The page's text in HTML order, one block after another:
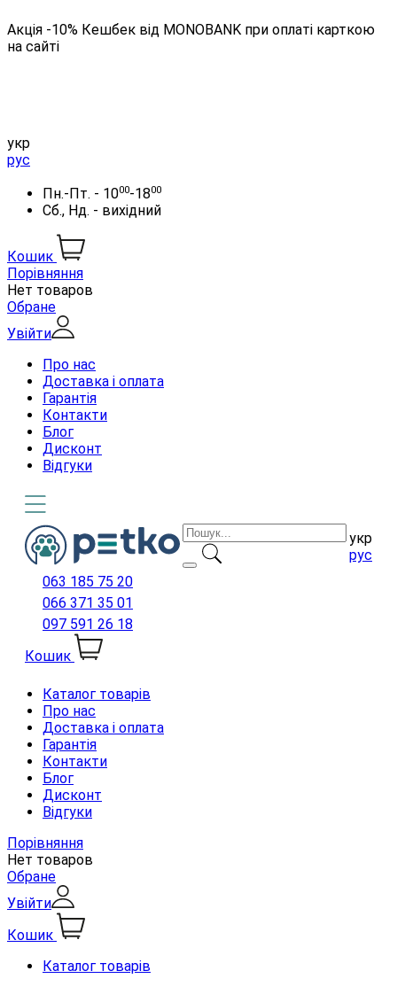
Акція -10% Кешбек від MONOBANK при оплаті карткою
на сайті
укр
рус
Пн.-Пт. - 1000-1800
Сб., Нд. - вихідний
Кошик
Порівняння
Нет товаров
Обране
Увійти
Про нас
Доставка і оплата
Гарантія
Контакти
Блог
Дисконт
Відгуки
укр
рус
063 185 75 20
066 371 35 01
097 591 26 18
Кошик
Каталог товарів
Про нас
Доставка і оплата
Гарантія
Контакти
Блог
Дисконт
Відгуки
Порівняння
Нет товаров
Обране
Увійти
Кошик
Каталог товарів